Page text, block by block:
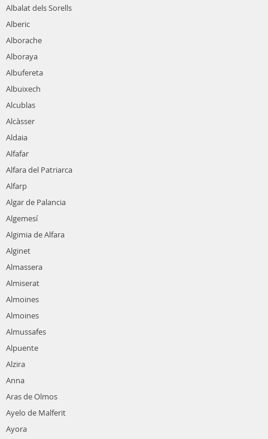
Albalat dels Sorells
Alberic
Alborache
Alboraya
Albufereta
Albuixech
Alcublas
Alcàsser
Aldaia
Alfafar
Alfara del Patriarca
Alfarp
Algar de Palancia
Algemesí
Algimia de Alfara
Alginet
Almassera
Almiserat
Almoines
Almoines
Almussafes
Alpuente
Alzira
Anna
Aras de Olmos
Ayelo de Malferit
Ayora